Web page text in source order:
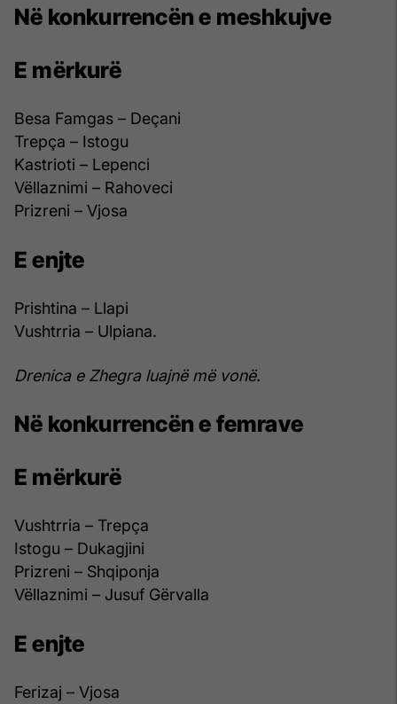
Në konkurrencën e meshkujve
E mërkurë
Besa Famgas – Deçani
Trepça – Istogu
Kastrioti – Lepenci
Vëllaznimi – Rahoveci
Prizreni – Vjosa
E enjte
Prishtina – Llapi
Vushtrria – Ulpiana.
Drenica e Zhegra luajnë më vonë.
Në konkurrencën e femrave
E mërkurë
Vushtrria – Trepça
Istogu – Dukagjini
Prizreni – Shqiponja
Vëllaznimi – Jusuf Gërvalla
E enjte
Ferizaj – Vjosa